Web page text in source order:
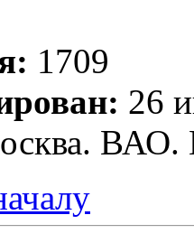
1709
26
ВАО.